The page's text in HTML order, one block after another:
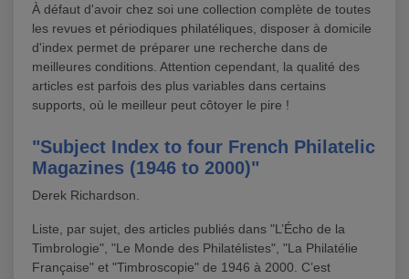
À défaut d'avoir chez soi une collection complète de toutes
les revues et périodiques philatéliques, disposer à domicile
d'index permet de préparer une recherche dans de
meilleures conditions. Attention cependant, la qualité des
articles est parfois des plus variables dans certains
supports, où le meilleur peut côtoyer le pire !
"Subject Index to four French Philatelic
Magazines (1946 to 2000)"
Derek Richardson.
Liste, par sujet, des articles publiés dans "L’Écho de la
Timbrologie", "Le Monde des Philatélistes", "La Philatélie
Française" et "Timbroscopie" de 1946 à 2000. C’est